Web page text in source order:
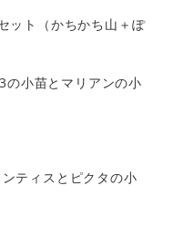
ット（かちかち山＋ぽ
小苗とマリアンの小
ティスとピクタの小